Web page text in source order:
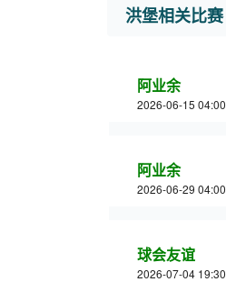
洪堡相关比赛
阿业余
2026-06-15 04:00
阿业余
2026-06-29 04:00
球会友谊
2026-07-04 19:30